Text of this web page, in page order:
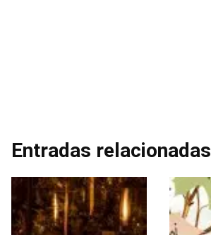
Entradas relacionadas